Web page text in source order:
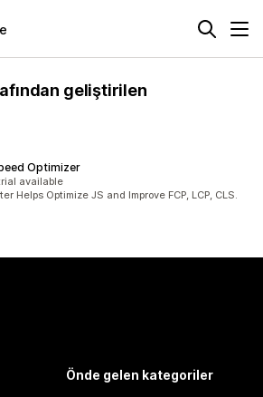
geliştirilen
Optimizer
available
Helps Optimize JS and Improve FCP, LCP, CLS.
Önde gelen kategoriler